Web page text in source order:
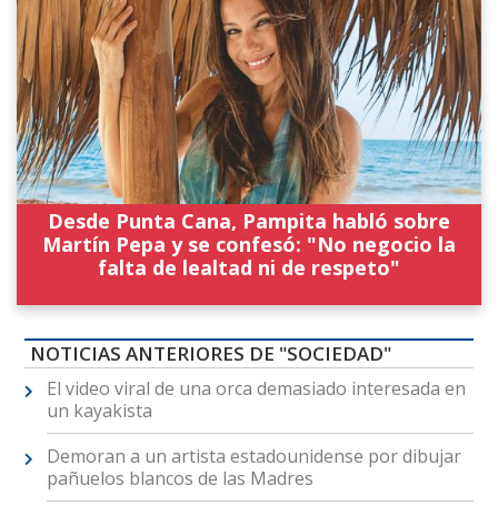
Desde Punta Cana, Pampita habló sobre
Martín Pepa y se confesó: "No negocio la
falta de lealtad ni de respeto"
NOTICIAS ANTERIORES DE "SOCIEDAD"
El video viral de una orca demasiado interesada en
un kayakista
Demoran a un artista estadounidense por dibujar
pañuelos blancos de las Madres